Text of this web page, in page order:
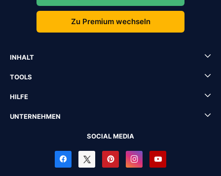
Zu Premium wechseln
INHALT
TOOLS
HILFE
UNTERNEHMEN
SOCIAL MEDIA